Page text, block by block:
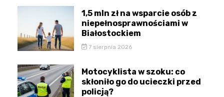
1,5 mln zł na wsparcie osób z
niepełnosprawnościami w
Białostockiem
7 sierpnia 2026
Motocyklista w szoku: co
skłoniło go do ucieczki przed
policją?